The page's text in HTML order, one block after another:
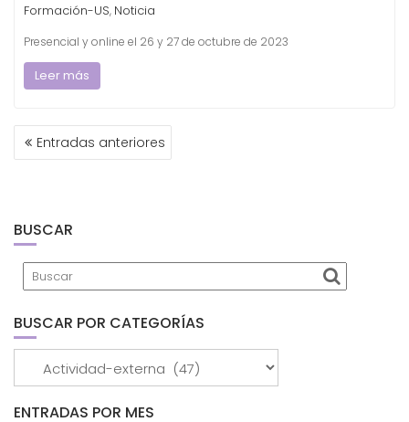
Formación-US, Noticia
Presencial y online el 26 y 27 de octubre de 2023
Leer más
NAVEGACIÓN
DEEntradas anteriores
BUSCAR
BUSCAR POR CATEGORÍAS
ENTRADAS POR MES